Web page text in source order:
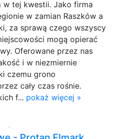
w tej kwestii. Jako firma
w zamian Raszków a
za sprawą czego wszyscy
mogą opierać
Oferowane przez nas
i w niezmiernie
czemu grono
cały czas rośnie.
f... pokaż więcej »